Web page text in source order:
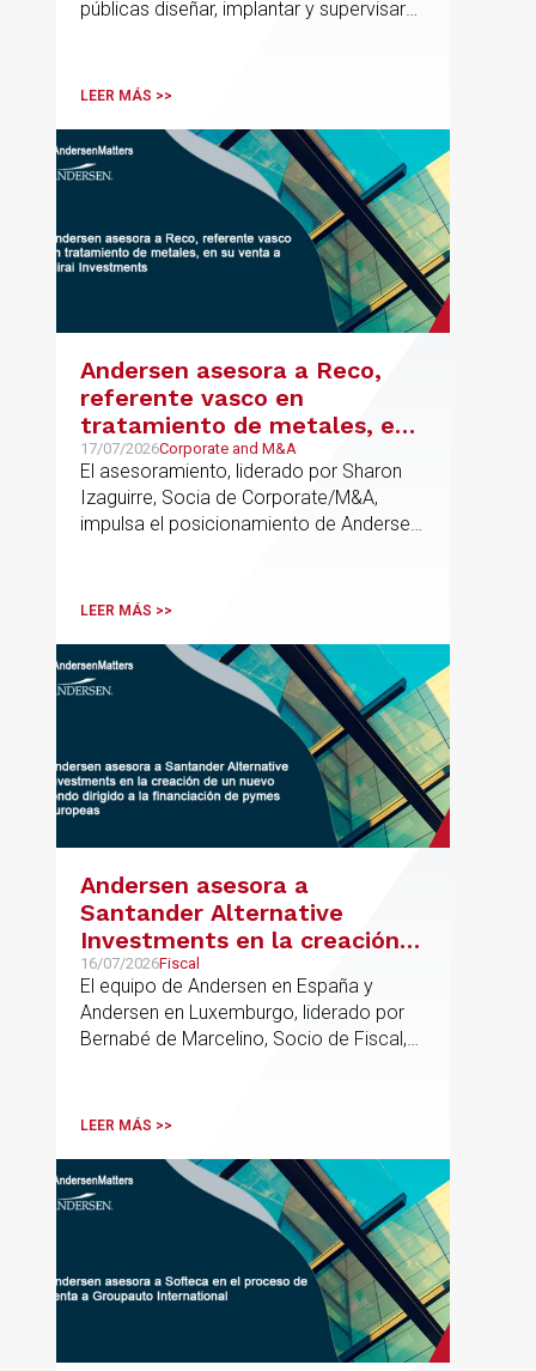
públicas diseñar, implantar y supervisar
cumplimiento normativo desde el origen.
metodología propia de gestión de
riesgos de IA y se alinea con la
estrategia española de IA soberana
articulada en torno a ALIA.
LEER MÁS >>
Andersen asesora a Reco,
referente vasco en
tratamiento de metales, en
su venta a Mirai Investments
17/07/2026Corporate and M&A
El asesoramiento, liderado por Sharon
Izaguirre, Socia de Corporate/M&A,
impulsa el posicionamiento de Andersen
procesos estratégicos de M&A
LEER MÁS >>
Andersen asesora a
Santander Alternative
Investments en la creación
de un nuevo fondo dirigido a
la financiación de pymes
europeas
16/07/2026Fiscal
El equipo de Andersen en España y
Andersen en Luxemburgo, liderado por
Bernabé de Marcelino, Socio de Fiscal,
formación del fondo, hasta el primer
LEER MÁS >>